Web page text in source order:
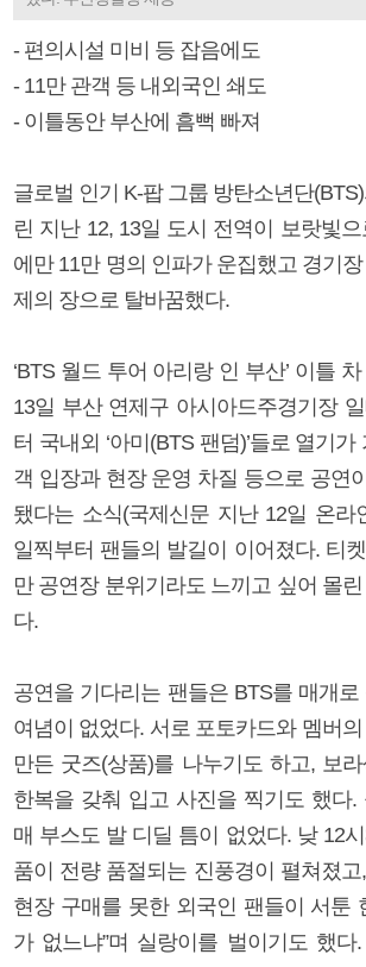
- 편의시설 미비 등 잡음에도
- 11만 관객 등 내외국인 쇄도
- 이틀동안 부산에 흠뻑 빠져
글로벌 인기 K-팝 그룹 방탄소년단
린 지난 12, 13일 도시 전역이 보랏빛
에만 11만 명의 인파가 운집했고 경기
제의 장으로 탈바꿈했다.
‘BTS 월드 투어 아리랑 인 부산’ 이틀
13일 부산 연제구 아시아드주경기장
터 국내외 ‘아미(BTS 팬덤)’들로 열기
객 입장과 현장 운영 차질 등으로 공연
됐다는 소식(국제신문 지난 12일 온라
일찍부터 팬들의 발길이 이어졌다. 티
만 공연장 분위기라도 느끼고 싶어 몰
다.
공연을 기다리는 팬들은 BTS를 매개
여념이 없었다. 서로 포토카드와 멤버
만든 굿즈(상품)를 나누기도 하고, 보
한복을 갖춰 입고 사진을 찍기도 했다.
매 부스도 발 디딜 틈이 없었다. 낮 12
품이 전량 품절되는 진풍경이 펼쳐졌
현장 구매를 못한 외국인 팬들이 서툰
가 없느냐”며 실랑이를 벌이기도 했다